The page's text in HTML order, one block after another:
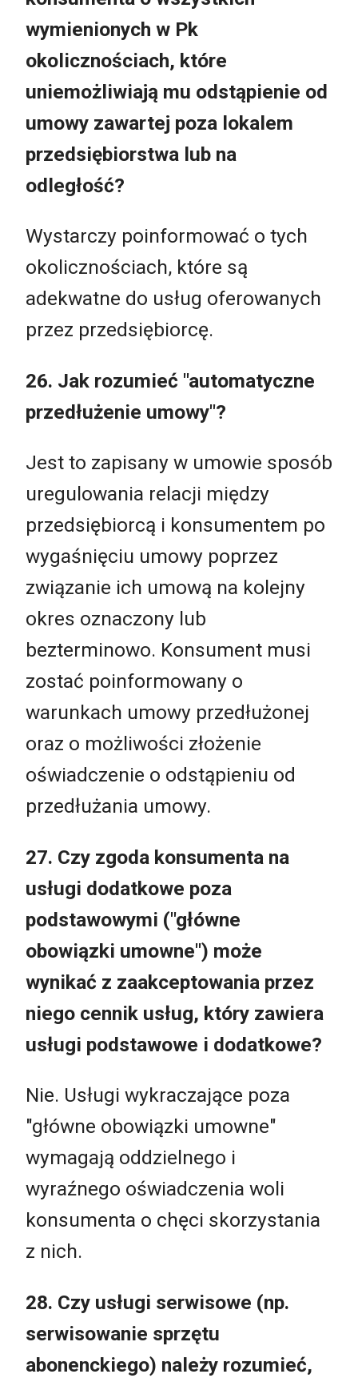
wymienionych w Pk
okolicznościach, które
uniemożliwiają mu odstąpienie od
umowy zawartej poza lokalem
przedsiębiorstwa lub na
odległość?
Wystarczy poinformować o tych
okolicznościach, które są
adekwatne do usług oferowanych
przez przedsiębiorcę.
26. Jak rozumieć "automatyczne
przedłużenie umowy"?
Jest to zapisany w umowie sposób
uregulowania relacji między
przedsiębiorcą i konsumentem po
wygaśnięciu umowy poprzez
związanie ich umową na kolejny
okres oznaczony lub
bezterminowo. Konsument musi
zostać poinformowany o
warunkach umowy przedłużonej
oraz o możliwości złożenie
oświadczenie o odstąpieniu od
przedłużania umowy.
27. Czy zgoda konsumenta na
usługi dodatkowe poza
podstawowymi ("główne
obowiązki umowne") może
wynikać z zaakceptowania przez
niego cennik usług, który zawiera
usługi podstawowe i dodatkowe?
Nie. Usługi wykraczające poza
"główne obowiązki umowne"
wymagają oddzielnego i
wyraźnego oświadczenia woli
konsumenta o chęci skorzystania
z nich.
28. Czy usługi serwisowe (np.
serwisowanie sprzętu
abonenckiego) należy rozumieć,